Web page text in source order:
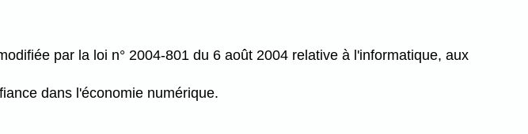
par la loi n° 2004-801 du 6 août 2004 relative à l'informatique, aux
dans l'économie numérique.